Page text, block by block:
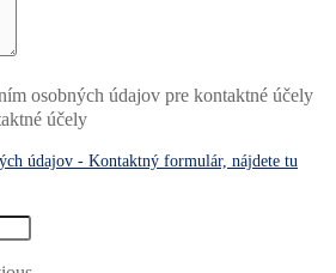
osobných údajov pre kontaktné účely
účely
údajov - Kontaktný formulár, nájdete tu